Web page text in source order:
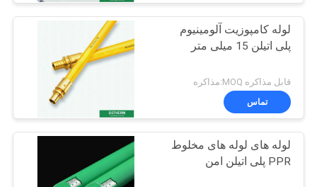
بازدید
کنترل
کیفیت
لوله کامپوزیت آلومینیوم
پلی اتیلن 15 میلی متر
قابل مذاکره MOQ:مذاکره
تماس
لوله های لوله های مخلوط
PPR پلی اتیلن امن